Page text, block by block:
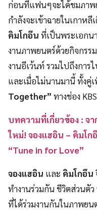
ก่อนที่แฟนๆจะได้ชมภาพ
กำลังจะเข้าฉายในเกาห
คิมโกอึน ที่เป็นพระเอกน
งานภาพยนตร์ด้วยกิจกรร
งานอีเว้นท์ รวมไปถึงการ
และเมื่อไม่นานมานี้ ทั้งคู่
Together” ทางช่อง KBS
บทความที่เกี่ยวข้อง : จา
ใหม่! จองแฮอิน – คิมโก
“Tune in for Love”
จองแฮอิน และ คิมโกอึน
ทำงานร่วมกัน ชีวิตส่วนตั
ที่ได้ร่วมงานกันในภาพยน